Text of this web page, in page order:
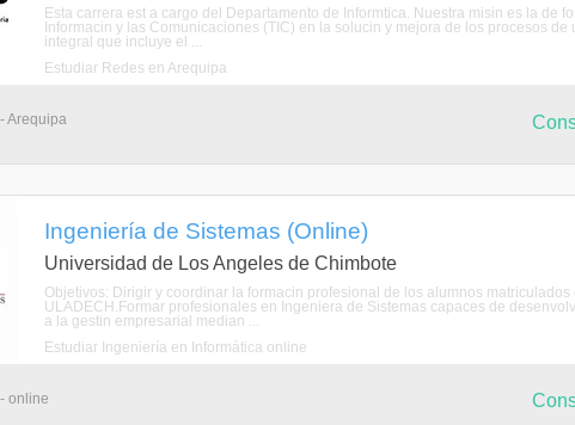
Esta carrera est a cargo del Departamento de Informtica. Nuestra misin es la de
Informacin y las Comunicaciones (TIC) en la solucin y mejora de los procesos
integral que incluye el ...
Estudiar Redes en Arequipa
Arequipa
Ingeniería de Sistemas (Online)
Universidad de Los Angeles de Chimbote
Objetivos: Dirigir y coordinar la formacin profesional de los alumnos
ULADECH.Formar profesionales en Ingeniera de Sistemas capaces de
a la gestin empresarial median ...
Estudiar Ingeniería en Informática online
online